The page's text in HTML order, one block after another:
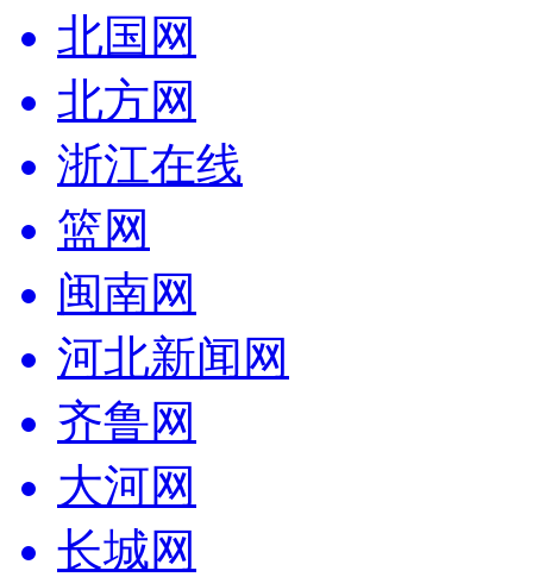
北国网
北方网
浙江在线
篮网
闽南网
河北新闻网
齐鲁网
大河网
长城网